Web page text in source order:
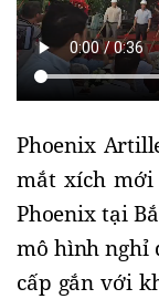
Phoenix
mắt xích
Phoenix tại
mô hình nghỉ
cấp gắn với